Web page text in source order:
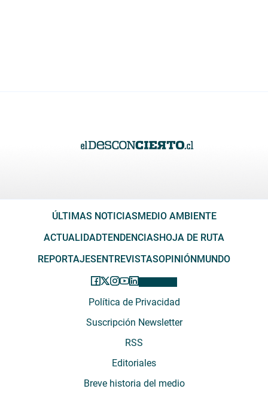
ÚLTIMAS NOTICIAS MEDIO AMBIENTE
ACTUALIDADTENDENCIAS HOJA DE RUTA
REPORTAJES ENTREVISTASOPINIÓN MUNDO
Política de Privacidad
Suscripción Newsletter
RSS
Editoriales
Breve historia del medio